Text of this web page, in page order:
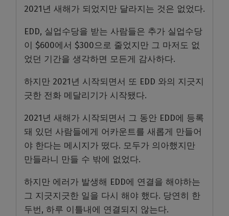
2021년 새해가 되었지만 달라지는 것은 없었다.
EDD, 실업수당을 받는 사람들은 추가 실업수당
이 $600에서 $300으로 줄었지만 그 마저도 없
었던 기간을 생각하면 모든게 감사하다.
하지만 2021년 시작되면서 또 EDD 와의 지긋지
긋한 전화 메달리기가 시작됐다.
2021년 새해가 시작되면서 그 동안 EDD에 등록
돼 있던 사람들에게 어카운트를 새롭게 만들어
야 한다는 메시지가 떴다. 모두가 의아했지만
만들라니 만들 수 밖에 없었다.
하지만 에러가 발생해 EDD에 연결을 해야하는
그 지긋지긋한 일을 다시 해야 했다. 당연히 한
두번, 하루 이틀내에 연결되지 않는다.